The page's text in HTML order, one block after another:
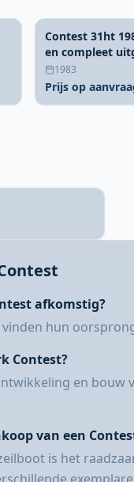
Contest 31ht
en compleet
1983
Prijs op
afkomstig?
hun
Contest?
en
van een
is het